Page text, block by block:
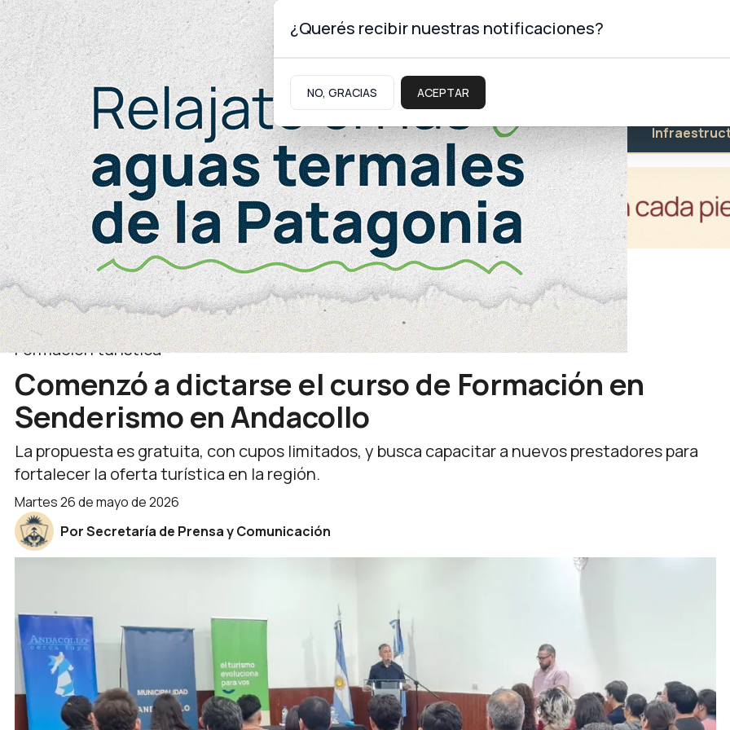
Jueves 6deAgostode 2026
Neuquinidad Gabinete Turismo Educación Salud
Turismo
Formación turística
Comenzó a dictarse el curso de Formación en
Senderismo en Andacollo
La propuesta es gratuita, con cupos limitados, y busca capacitar a nuevos prestadores para
fortalecer la oferta turística en la región.
martes 26 de mayo de 2026
Por Secretaría de Prensa y Comunicación
¿Querés recibir nuestras notificaciones?
NO, GRACIAS ACEPTAR